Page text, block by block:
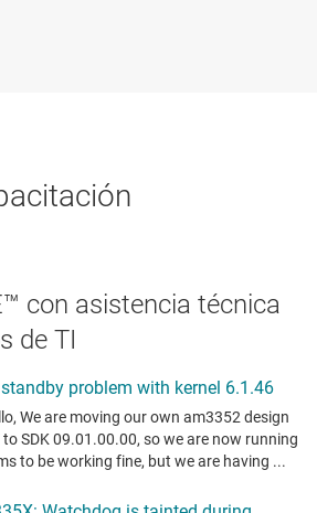
con asistencia técnica
de TI